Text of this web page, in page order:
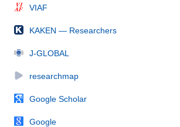
VIAF
KAKEN — Researchers
J-GLOBAL
researchmap
Google Scholar
Google